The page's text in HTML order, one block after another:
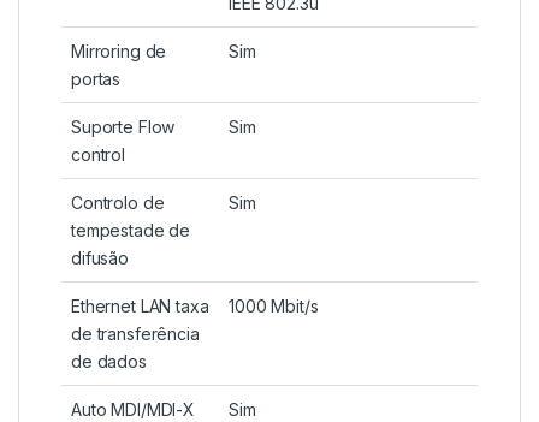
Mirroring de
portas
Sim
Suporte Flow
control
Sim
Controlo de
tempestade de
difusão
Sim
Ethernet LAN taxa
de transferência
de dados
1000 Mbit/s
Auto MDI/MDI-X Sim